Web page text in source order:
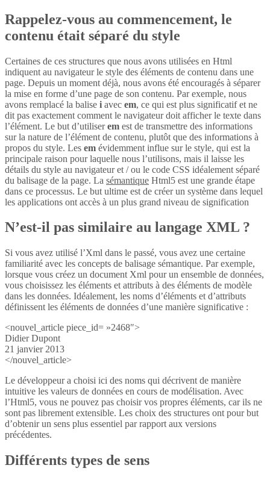
Rappelez-vous au commencement, le
contenu était séparé du style
Certaines de ces structures que nous avons utilisées en Html
indiquent au navigateur le style des éléments de contenu dans une
page. Depuis un moment déjà, nous avons été encouragés à séparer
la mise en forme d’une page de son contenu. Par exemple, nous
avons remplacé la balise i avec em, ce qui est plus significatif et ne
dit pas exactement comment le navigateur doit afficher le texte dans
l’élément. Le but d’utiliserem est de transmettre des informations
sur la nature de l’élément de contenu, plutôt que des informations à
propos du style. Les em évidemment influe sur le style, qui est la
principale raison pour laquelle nous l’utilisons, mais il laisse les
détails du style au navigateur et / ou le code CSS idéalement séparé
du balisage de la page. La sémantique Html5 est une grande étape
dans ce processus. Le but ultime est de créer un système dans lequel
les applications ont accès à un plus grand niveau de signification
N’est-il pas similaire au langage XML ?
Si vous avez utilisé l’Xml dans le passé, vous avez une certaine
familiarité avec les concepts de balisage sémantique. Par exemple,
lorsque vous créez un document Xml pour un ensemble de données,
vous choisissez les éléments et attributs à des éléments de modèle
dans les données. Idéalement, les noms d’éléments et d’attributs
définissent les éléments de données d’une manière significative :
<nouvel_article piece_id= »2468″>
Didier Dupont
21 janvier 2013
</nouvel_article>
Le développeur a choisi ici des noms qui décrivent de manière
intuitive les valeurs de données en cours de modélisation. Avec
l’Html5, vous ne pouvez pas choisir vos propres éléments, car ils ne
sont pas librement extensible. Les choix des structures ont pour but
d’obtenir un sens plus essentiel par rapport aux versions
précédentes.
Différents types de sens